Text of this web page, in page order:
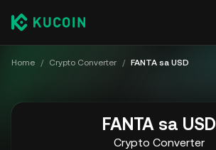
Home / Crypto Converter / FANTA sa USD
FANTA sa USD
Crypto Converter